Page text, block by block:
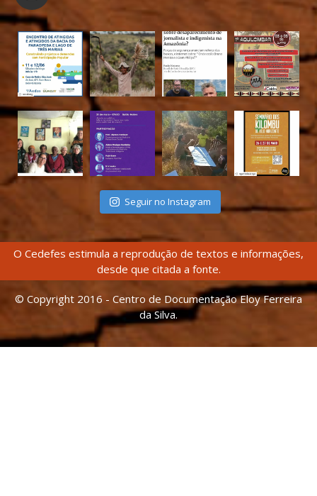
Seguir no Instagram
O Cedefes estimula a reprodução de textos e informações,
desde que citada a fonte.
© Copyright 2016 - Centro de Documentação Eloy Ferreira
da Silva.